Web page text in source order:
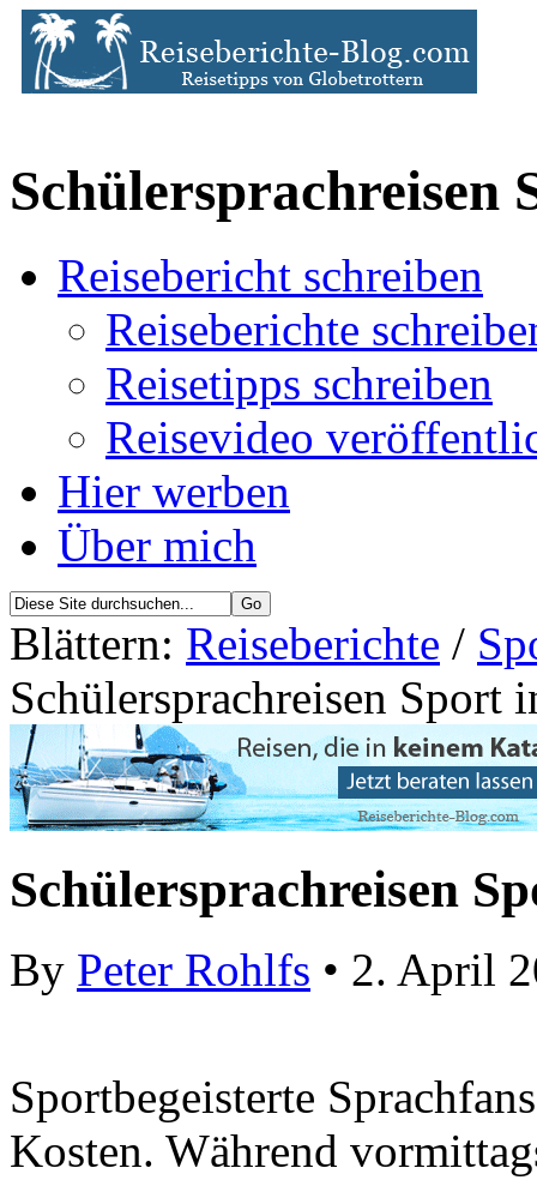
Reisebericht schreiben
Reiseberichte
Reisetipps schreiben
Reisevideo
Hier werben
Über mich
Blättern: Reiseberichte /
Schülersprachreisen Sport
Schülersprachreisen
By Peter Rohlfs • 2. April
Sportbegeisterte
Kosten. Während